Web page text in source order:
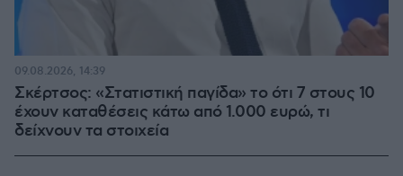
Σκέρτσος: «Στατιστική παγίδα» το ότι 7 στους 10
έχουν καταθέσεις κάτω από 1.000 ευρώ, τι
δείχνουν τα στοιχεία
09.08.2026, 14:39